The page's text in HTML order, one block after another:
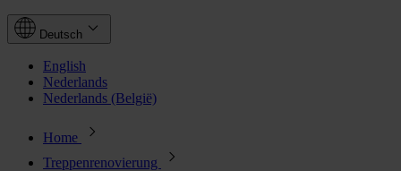
Deutsch
English
Nederlands
Nederlands (België)
Home
Treppenrenovierung